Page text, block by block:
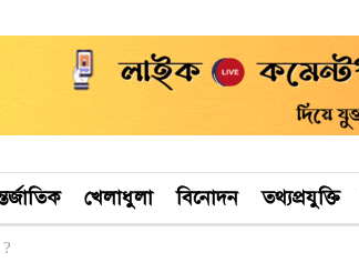
খেলাধুলা বিনোদন তথ্যপ্রযুক্তি